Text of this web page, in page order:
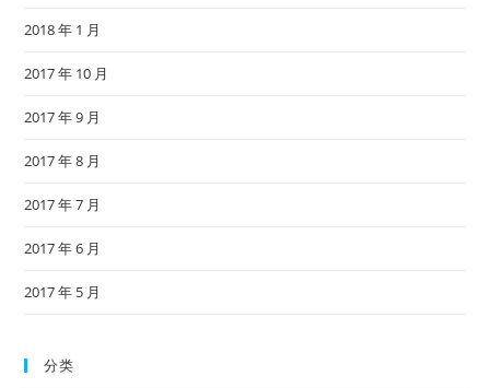
2018 年 1 月
2017 年 10 月
2017 年 9 月
2017 年 8 月
2017 年 7 月
2017 年 6 月
2017 年 5 月
分类